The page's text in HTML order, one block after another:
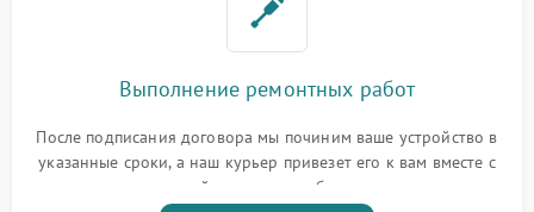
Выполнение ремонтных работ
После подписания договора мы починим ваше устройство в
указанные сроки, а наш курьер привезет его к вам вместе с
гарантийным талоном бесплатно